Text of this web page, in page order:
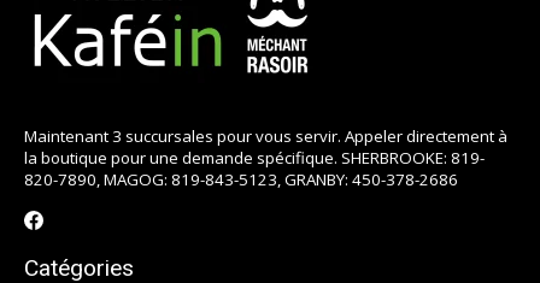
Maintenant 3 succursales pour vous servir. Appeler directement à
la boutique pour une demande spécifique. SHERBROOKE: 819-
820-7890, MAGOG: 819-843-5123, GRANBY: 450-378-2686
Catégories